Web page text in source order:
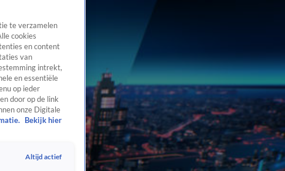
te verzamelen
cookies
en content
van
intrekt,
en essentiële
op ieder
door op de link
onze Digitale
Bekijk hier
Altijd actief